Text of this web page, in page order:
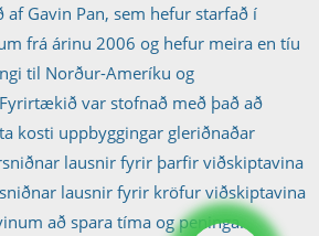
Gavin Pan, sem hefur starfað í
frá árinu 2006 og hefur meira en tíu
til Norður-Ameríku og
var stofnað með það að
kosti uppbyggingar gleriðnaðar
lausnir fyrir þarfir viðskiptavina
lausnir fyrir kröfur viðskiptavina
að spara tíma og peninga.